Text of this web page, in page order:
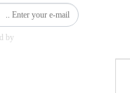
by